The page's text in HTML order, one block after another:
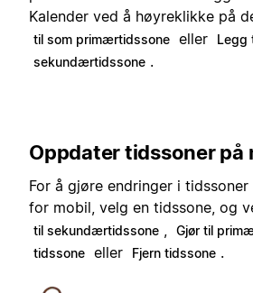
Kalender ved å høyreklikke på
til som primærtidssone eller
Legg
sekundærtidssone .
Oppdater tidssoner på
For å gjøre endringer i
for mobil, velg en tidssone, og
til sekundærtidssone
Gjør til
tidssone eller Fjern tidssone .